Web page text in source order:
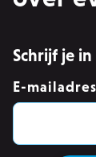
Schrijf je
E-mailadres